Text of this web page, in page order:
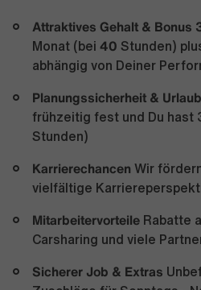
Attraktives Gehalt & Bonus
Monat (bei 40 Stunden)
abhängig von Deiner
Planungssicherheit & Urlaub
frühzeitig fest und Du hast
Stunden)
Karrierechancen Wir
vielfältige
Mitarbeitervorteile Rabatte
Carsharing und viele
Sicherer Job & Extras